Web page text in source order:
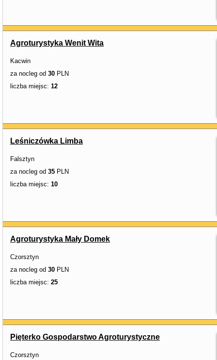
Agroturystyka Wenit Wita
Kacwin
za nocleg od 30 PLN
liczba miejsc: 12
Leśniczówka Limba
Falsztyn
za nocleg od 35 PLN
liczba miejsc: 10
Agroturystyka Mały Domek
Czorsztyn
za nocleg od 30 PLN
liczba miejsc: 25
Pięterko Gospodarstwo Agroturystyczne
Czorsztyn